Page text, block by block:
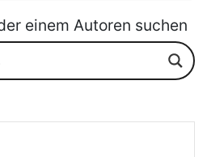
einem Autoren suchen